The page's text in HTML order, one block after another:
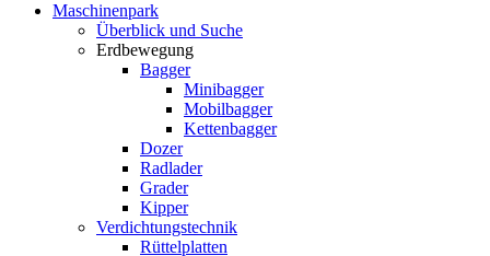
Maschinenpark
Überblick und Suche
Erdbewegung
Bagger
Minibagger
Mobilbagger
Kettenbagger
Dozer
Radlader
Grader
Kipper
Verdichtungstechnik
Rüttelplatten